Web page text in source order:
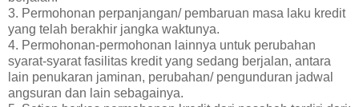
3. Permohonan perpanjangan/ pembaruan masa laku kredit
yang telah berakhir jangka waktunya.
4. Permohonan-permohonan lainnya untuk perubahan
syarat-syarat fasilitas kredit yang sedang berjalan, antara
lain penukaran jaminan, perubahan/ pengunduran jadwal
angsuran dan lain sebagainya.